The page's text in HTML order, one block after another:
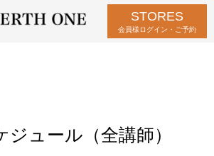
STORES
会員様ログイン・ご予約
ジュール（全講師）